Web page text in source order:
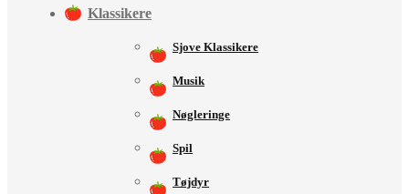
Klassikere
Sjove Klassikere
Musik
Nøgleringe
Spil
Tøjdyr